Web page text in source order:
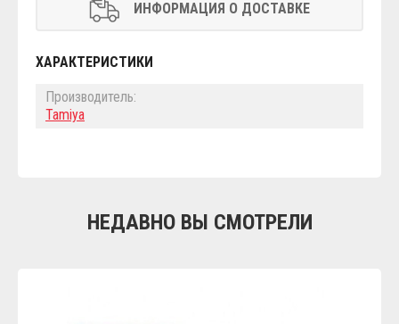
ИНФОРМАЦИЯ О ДОСТАВКЕ
ХАРАКТЕРИСТИКИ
Производитель:
Tamiya
НЕДАВНО ВЫ СМОТРЕЛИ